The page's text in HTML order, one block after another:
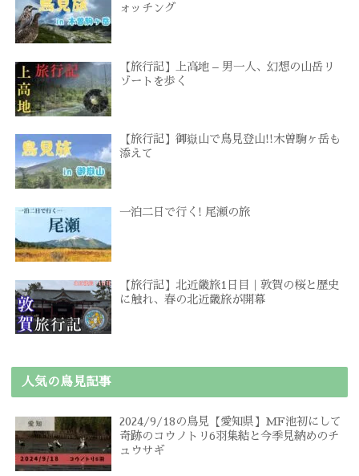
ォッチング
【旅行記】上高地 – 男一人、幻想の山岳リ
ゾートを歩く
【旅行記】御嶽山で鳥見登山!!木曽駒ヶ岳も
添えて
一泊二日で行く! 尾瀬の旅
【旅行記】北近畿旅1日目｜敦賀の桜と歴史
に触れ、春の北近畿旅が開幕
人気の鳥見記事
2024/9/18の鳥見【愛知県】MF池初にして
奇跡のコウノトリ6羽集結と今季見納めのチ
ュウサギ